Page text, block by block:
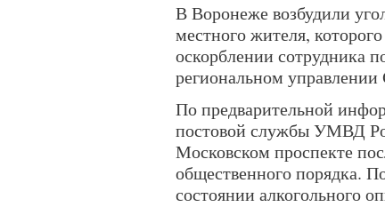
В Воронеже возбудили
местного жителя,
оскорблении сотрудника
региональном управлении
По предварительной
постовой службы УМВД
Московском проспекте
общественного порядка.
состоянии алкогольного